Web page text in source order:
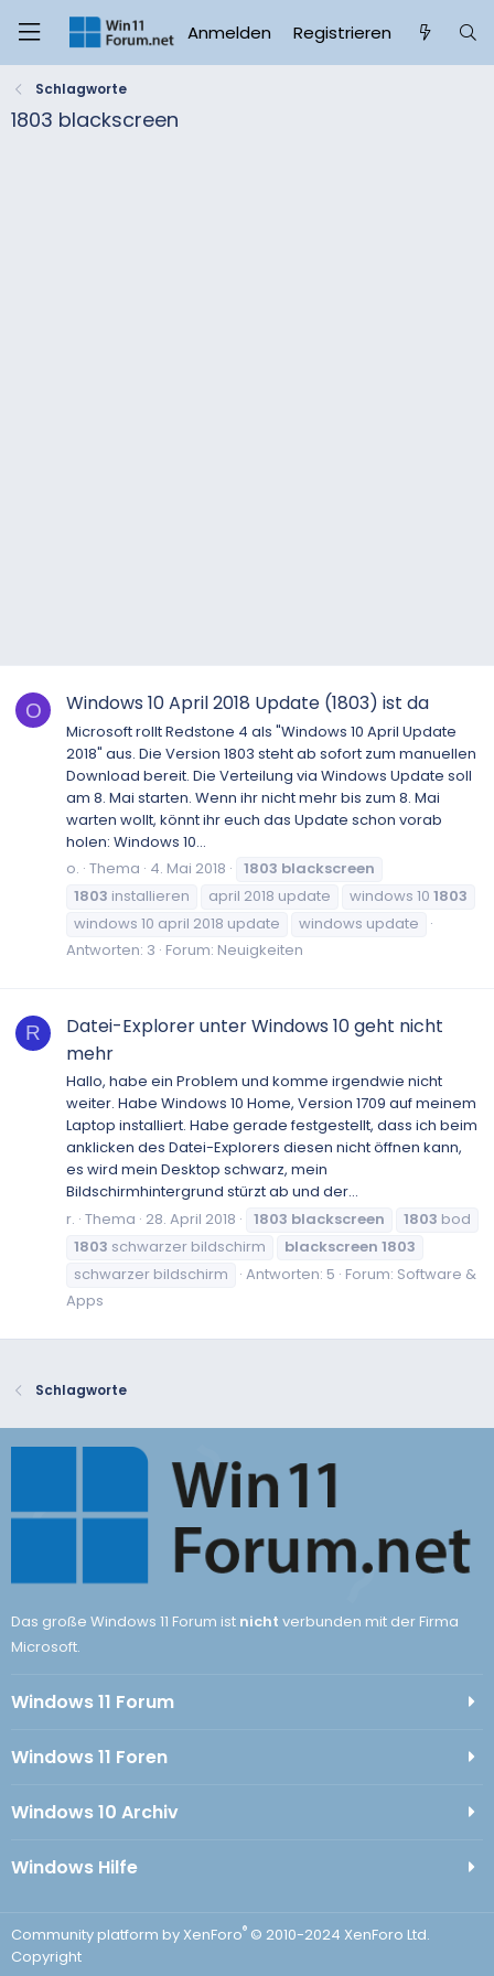
Anmelden Registrieren
Schlagworte
1803 blackscreen
O Windows 10 April 2018 Update (1803) ist da
Microsoft rollt Redstone 4 als "Windows 10 April Update
2018" aus. Die Version 1803 steht ab sofort zum manuellen
Download bereit. Die Verteilung via Windows Update soll
am 8. Mai starten. Wenn ihr nicht mehr bis zum 8. Mai
warten wollt, könnt ihr euch das Update schon vorab
holen: Windows 10...
o. Thema 4. Mai 2018 1803 blackscreen
1803 installieren april 2018 update windows 10 1803
windows 10 april 2018 update
windows update
Antworten: 3 Forum: Neuigkeiten
R
Datei-Explorer unter Windows 10 geht nicht
mehr
Hallo, habe ein Problem und komme irgendwie nicht
weiter. Habe Windows 10 Home, Version 1709 auf meinem
Laptop installiert. Habe gerade festgestellt, dass ich beim
anklicken des Datei-Explorers diesen nicht öffnen kann,
es wird mein Desktop schwarz, mein
Bildschirmhintergrund stürzt ab und der...
r. Thema 28. April 2018 1803 blackscreen 1803 bod
1803 schwarzer bildschirm blackscreen 1803
schwarzer bildschirm
Antworten: 5 Forum: Software &
Apps
Schlagworte
Das große Windows 11 Forum ist nicht verbunden mit der Firma
Microsoft.
Windows 11 Forum
Windows 11 Foren
Windows 10 Archiv
Windows Hilfe
Community platform by XenForo® © 2010-2024 XenForo Ltd.
Copyright